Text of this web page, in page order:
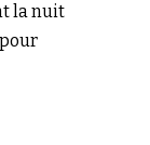
la nuit